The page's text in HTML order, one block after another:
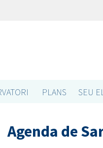
PLANS SEU
Agenda de